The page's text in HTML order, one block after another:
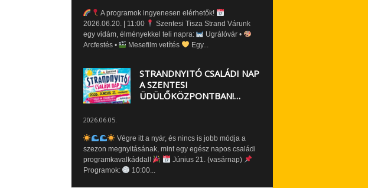
A programok ingyenesen elérhetők!
2026.06.20. | 11:00
Szentesi Tisza Strand Várunk
egy vidám, élményekkel teli napra:
Ugrálóvár •
Arcfestés •
Mesefilm vetítés Egy...
STRANDNYITÓ CSALÁDI NAP
A SZENTESI
ÜDÜLŐKÖZPONTBAN!…
2026.06.05.
Végre itt a nyár, és nincs is jobb módja a
szezon megnyitásának, mint egy egész napos családi
programkavalkáddal!
Június 21. (vasárnap)
Programok:
10:00...